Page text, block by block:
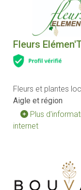
Fleurs
Fleurs et plantes
Aigle et région
Plus
internet